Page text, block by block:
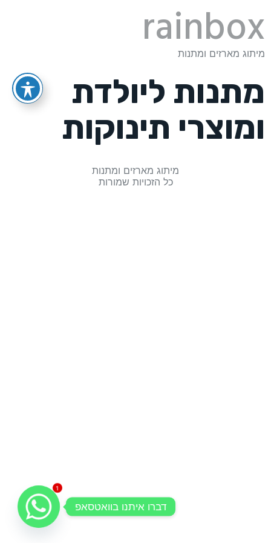
rainbox
מיתוג מארזים ומתנות
מתנות ליולדת
ומוצרי תינוקות
מיתוג מארזים ומתנות
כל הזכויות שמורות
1
דברו איתנו בוואטסאפ